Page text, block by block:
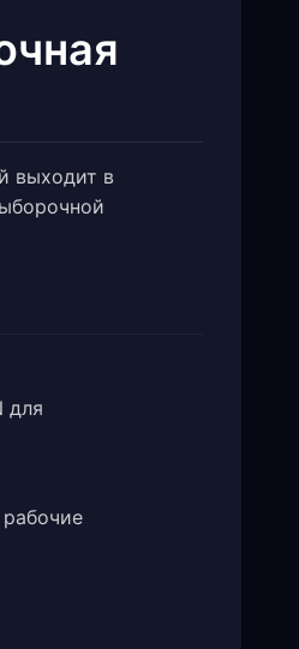
выходит в
для